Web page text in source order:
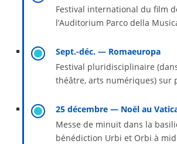
Festival international du film
l’Auditorium Parco della
Sept.-déc. — Romaeuropa
Festival pluridisciplinaire
théâtre, arts numériques) sur
25 décembre — Noël au
Messe de minuit dans la
bénédiction Urbi et Orbi à